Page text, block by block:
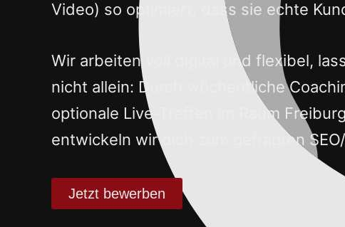
Video) so optimiert, dass sie echte
Wir arbeiten voll digital und flexibel,
nicht allein: Durch wöchentliche
optionale Live-Treffen im Raum
entwickeln wir dich zum gefragten
Jetzt bewerben